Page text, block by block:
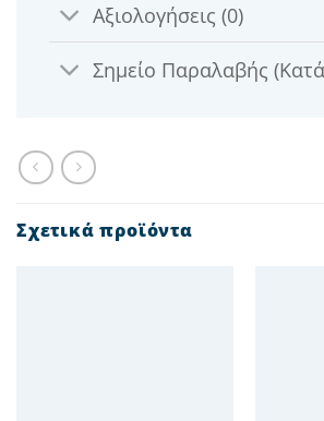
Αξιολογήσεις (0)
Σημείο Παραλαβής
Σχετικά προϊόντα